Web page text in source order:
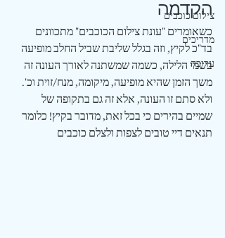
צילום כוכבים
מדריכים
עריכה
הקדמה
כשאומרים "עונת צילום הכוכבים" מתכוונים
בד"כ לקיץ, וזה בגלל שליבת שביל החלב מופיעה
בשמי הלילה, כשמה שמשתנה לאורך העונה זה
משך הזמן שהיא מופיעה, מיקומה, מנח/זוית וכ'.
ולא סתם זו העונה, אלא זה גם בתקופה של
שמיים בהירים כי בכל זאת, מדובר בקיץ! כלומר
תנאים דיי טובים לצפות ולצלם כוכבים